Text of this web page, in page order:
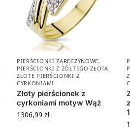
PIERŚCIONKI ZARĘCZYNOWE,
PIERŚCIONKI Z ŻÓŁTEGO ZŁOTA,
ZŁOTE PIERŚCIONKI Z
CYRKONIAMI
Złoty pierścionek z
cyrkoniami motyw Wąż
1306,99 zł